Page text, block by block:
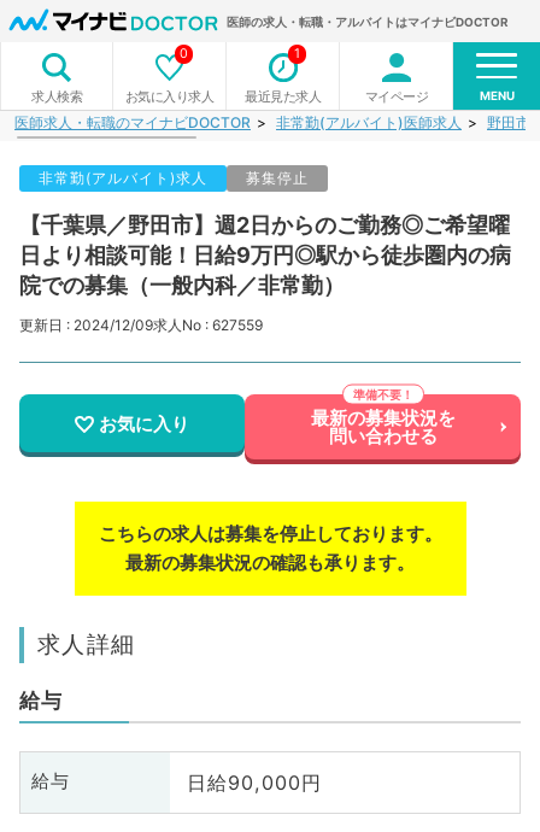
医師の求人・転職・アルバイトはマイナビDOCTOR
求人検索 お気に入り求人
0
最近見た求人
1
マイページ MENU
医師求人・転職のマイナビDOCTOR 非常勤(アルバイト)医師求人 野田市
非常勤(アルバイト)求人 募集停止
【千葉県／野田市】週2日からのご勤務◎ご希望曜
日より相談可能！日給9万円◎駅から徒歩圏内の病
院での募集（一般内科／非常勤）
更新日 : 2024/12/09求人No : 627559
お気に入り 最新の募集状況を
問い合わせる
こちらの求人は募集を停止しております。
最新の募集状況の確認も承ります。
求人詳細
給与
給与 日給90,000円